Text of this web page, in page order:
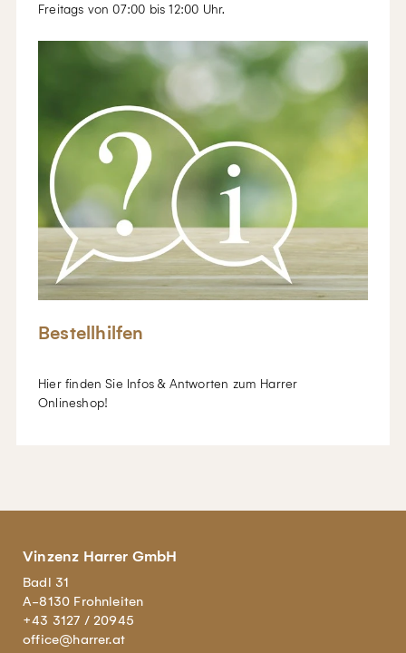
Freitags von 07:00 bis 12:00 Uhr.
Bestellhilfen
Hier finden Sie Infos & Antworten zum Harrer
Onlineshop!
Vinzenz Harrer GmbH
Badl 31
A-8130 Frohnleiten
+43 3127 / 20945
office@harrer.at